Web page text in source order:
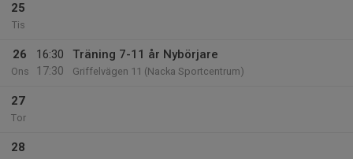
25
Tis
26
Ons
16:30
17:30
Träning 7-11 år Nybörjare
Griffelvägen 11 (Nacka Sportcentrum)
27
Tor
28